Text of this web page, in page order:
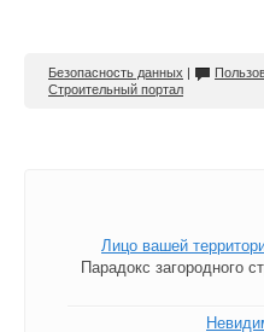
Безопасность данных |
Строительный портал
Лицо вашей
Парадокс загородного